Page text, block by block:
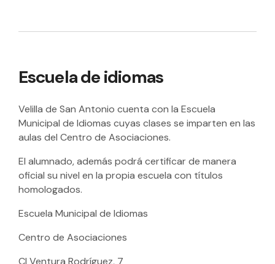
Escuela de idiomas
Velilla de San Antonio cuenta con la Escuela
Municipal de Idiomas cuyas clases se imparten en las
aulas del Centro de Asociaciones.
El alumnado, además podrá certificar de manera
oficial su nivel en la propia escuela con títulos
homologados.
Escuela Municipal de Idiomas
Centro de Asociaciones
Cl Ventura Rodríguez, 7